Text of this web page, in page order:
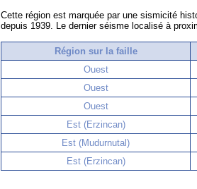
Cette région est marquée par une sismicité
depuis 1939. Le dernier séisme localisé à
Région sur la faille
Ouest
Ouest
Ouest
Est (Erzincan)
Est (Mudurnutal)
Est (Erzincan)